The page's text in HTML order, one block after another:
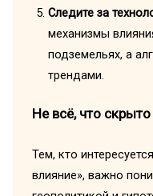
Следите за
механизмы
подземельях, а
трендами.
Не всё, что
Тем, кто
влияние», важно